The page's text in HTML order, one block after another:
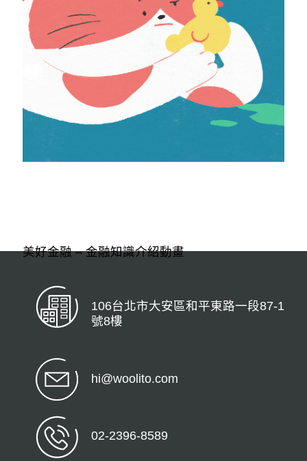
美好金融 – 金融知識介紹動畫
106台北市大安區和平東路一段87-1
號8樓
hi@woolito.com
02-2396-8589